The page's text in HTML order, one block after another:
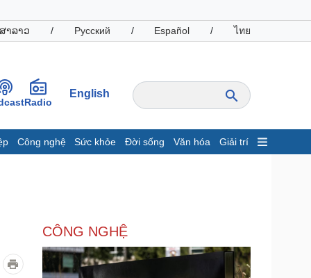
າລາວ / Русский / Español / ไทย
Radio
English
Công nghệ Sức khỏe Đời sống Văn hóa Giải trí
Giá cà phê
CÔNG NGHỆ